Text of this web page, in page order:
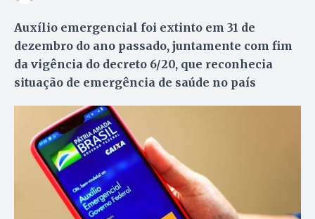
Auxílio emergencial foi extinto em 31 de
dezembro do ano passado, juntamente com fim
da vigência do decreto 6/20, que reconhecia
situação de emergência de saúde no país